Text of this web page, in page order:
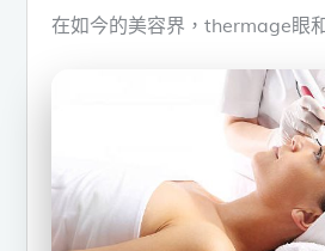
在如今的美容界，thermage眼